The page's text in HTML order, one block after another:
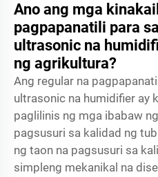
Ano ang mga
pagpapanatili para
ultrasonic na
ng agrikultura?
Ang regular na
ultrasonic na humidifier ay
paglilinis ng mga ibabaw
pagsusuri sa kalidad ng
ng taon na pagsusuri sa
simpleng mekanikal na